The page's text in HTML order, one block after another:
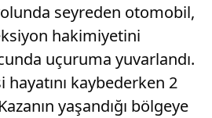
seyreden otomobil,
hakimiyetini
uçuruma yuvarlandı.
hayatını kaybederken 2
yaşandığı bölgeye